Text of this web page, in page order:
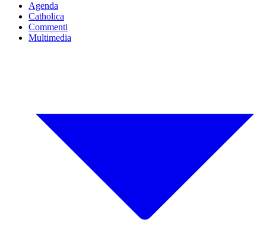
Agenda
Catholica
Commenti
Multimedia